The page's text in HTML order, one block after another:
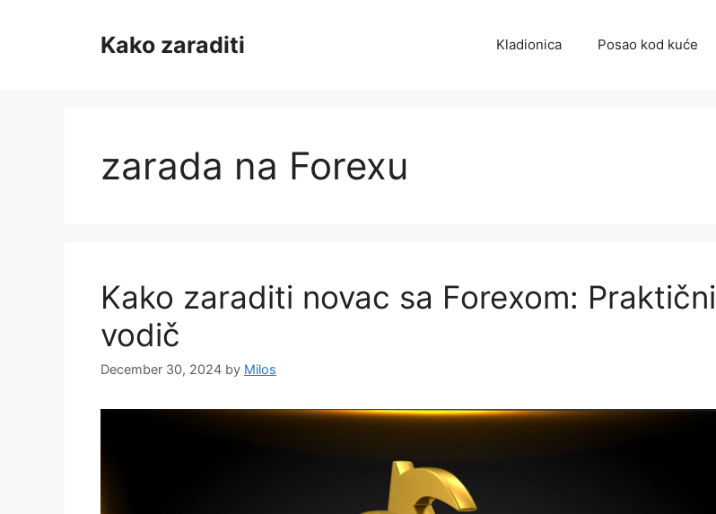
Kako zaraditi Kladionica Posao kod kuće
zarada na Forexu
Kako zaraditi novac sa Forexom: Praktični
vodič
December 30, 2024 by Milos